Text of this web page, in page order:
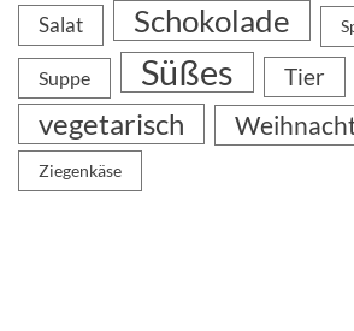
Salat Schokolade
Suppe Süßes Tier
vegetarisch
Ziegenkäse